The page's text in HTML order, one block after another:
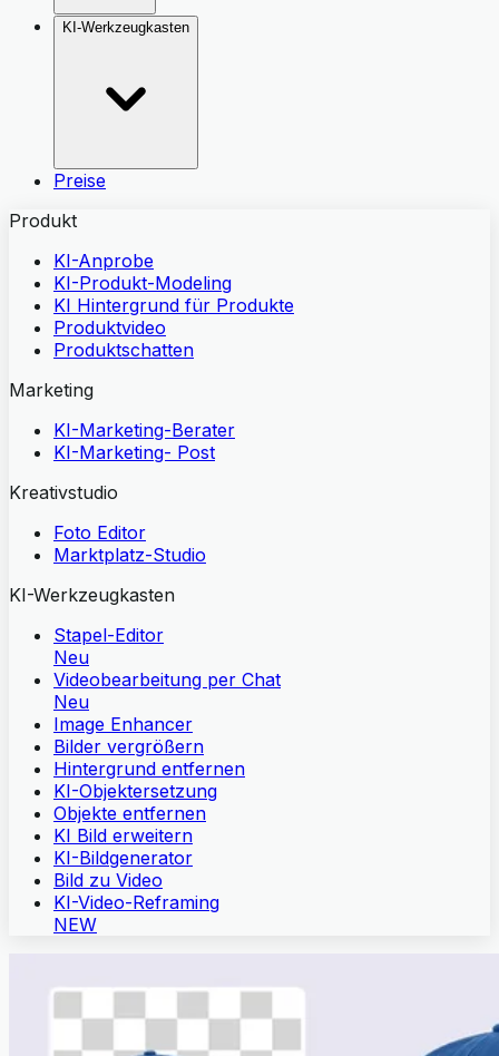
KI-Werkzeugkasten
Preise
Produkt
KI-Anprobe
KI-Produkt-Modeling
KI Hintergrund für Produkte
Produktvideo
Produktschatten
Marketing
KI-Marketing-Berater
KI-Marketing- Post
Kreativstudio
Foto Editor
Marktplatz-Studio
KI-Werkzeugkasten
Stapel-Editor
Neu
Videobearbeitung per Chat
Neu
Image Enhancer
Bilder vergrößern
Hintergrund entfernen
KI-Objektersetzung
Objekte entfernen
KI Bild erweitern
KI-Bildgenerator
Bild zu Video
KI-Video-Reframing
NEW